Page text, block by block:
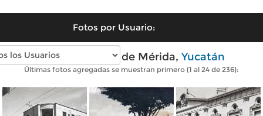
Fotos por Usuario:
Fotos antiguas de Mérida, Yucatán
Últimas fotos agregadas se muestran primero (1 al 24 de 236):